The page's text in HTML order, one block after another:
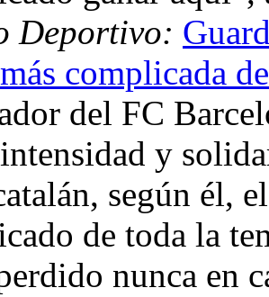
Deportivo:
complicada
del FC
y
según él,
de toda la
nunca en